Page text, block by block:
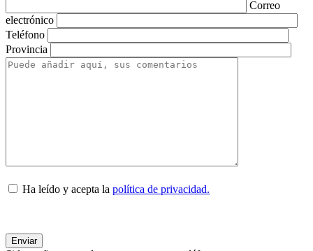
Correo
electrónico
Teléfono
Provincia
Ha leído y acepta la política de privacidad.